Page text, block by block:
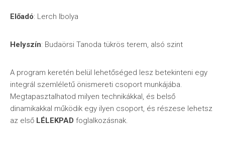
Előadó: Lerch Ibolya
Helyszín: Budaörsi Tanoda tükrös terem, alsó szint
A program keretén belül lehetőséged lesz betekinteni egy
integrál szemléletű önismereti csoport munkájába.
Megtapasztalhatod milyen technikákkal, és belső
dinamikakkal működik egy ilyen csoport, és részese lehetsz
az első LÉLEKPAD foglalkozásnak.